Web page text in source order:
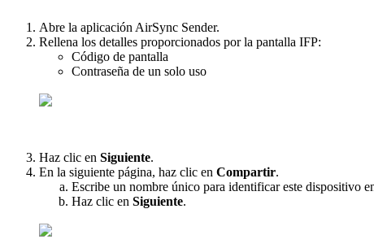
Abre la aplicación AirSync Sender.
Rellena los detalles proporcionados por la pantalla IFP:
Código de pantalla
Contraseña de un solo uso
Haz clic en Siguiente.
En la siguiente página, haz clic en Compartir.
Escribe un nombre único para identificar este dispositivo
Haz clic en Siguiente.